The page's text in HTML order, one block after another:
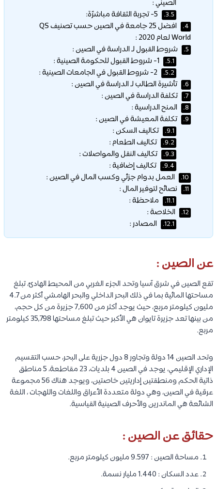
الصيني :
3.5.
4.
افضل 25 جامعة في الصين حسب تصنيف QS
World لعام 2020 :
5. شروط القبول لـ الدراسة في الصين :
5.1.
5.2.
6. تأشيرة الطالب لـ الدراسة في الصين :
7. تكلفة الدراسة في الصين :
8. المنح الدراسية :
9. تكلفة المعيشة في الصين :
9.1. تكاليف السكن :
9.2. تكاليف الطعام :
9.3. تكاليف النقل والمواصلات :
9.4. تكاليف إضافية :
10. العمل بدوام جزئي وكسب المال في الصين :
11. نصائح لتوفير المال :
11.1. ملاحظة :
12. الخلاصة :
12.1. المصادر :
عن الصين :
تقع الصين في شرق آسيا وتحد الجزء الغربي من المحيط الهادئ، تبلغ
مساحتها المائية بما في ذلك البحر الداخلي والبحر الهامشي أكثر من 4.7
مليون كيلومتر مربع، حيث يوجد أكثر من 7,600 جزيرة من كل حجم،
من بينها تعد جزيرة تايوان هي الأكبر حيث تبلغ مساحتها 35,798 كيلومتر
مربع.
وتحد الصين 14 دولة وتجاور 8 دول جزرية على البحر، حسب التقسيم
الإداري الإقليمي، يوجد في الصين 4 بلديات، 23 مقاطعة، 5 مناطق
ذاتية الحكم ومنطقتين إداريتين خاصتين، ويوجد هناك 56 مجموعة
عرقية في الصين، وهي دولة متعددة الأعراق واللغات واللهجات ، اللغة
الشائعة هي الماندرين والأحرف الصينية القياسية.
حقائق عن الصين :
مساحة الصين : 9.597 مليون كيلومتر مربع.
عدد السكان : 1.440 مليار نسمة.